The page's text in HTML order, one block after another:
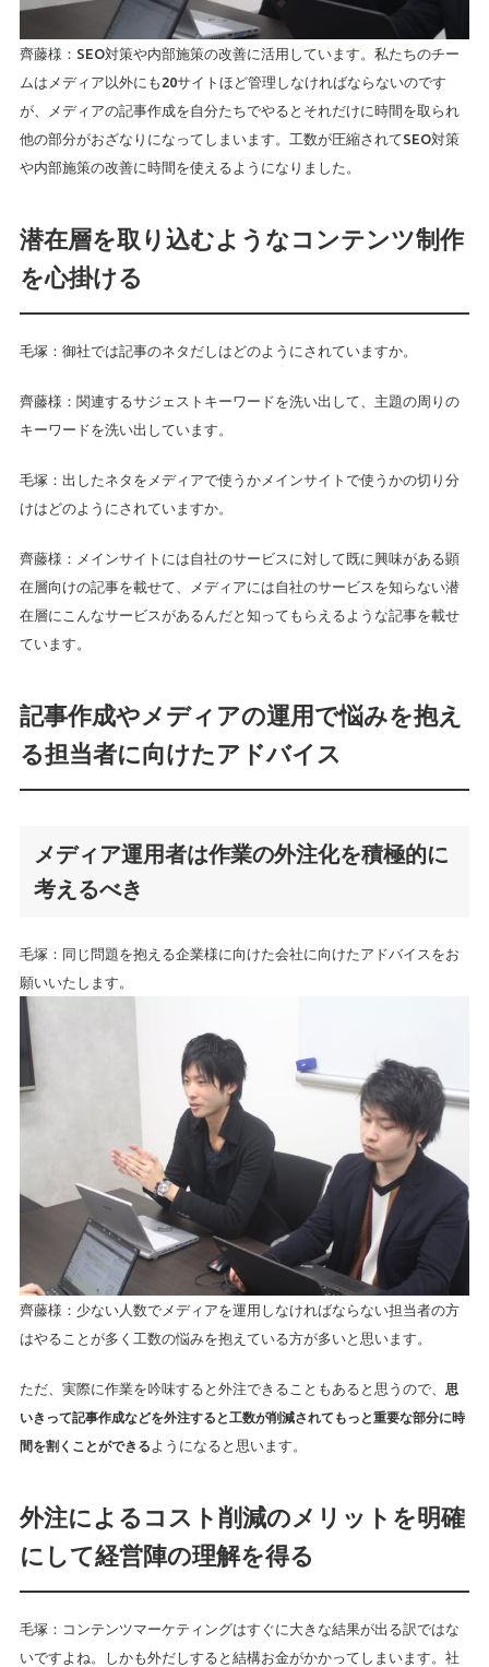
齊藤様：SEO対策や内部施策の改善に活用しています。私たちのチー
ムはメディア以外にも20サイトほど管理しなければならないのです
が、メディアの記事作成を自分たちでやるとそれだけに時間を取られ
他の部分がおざなりになってしまいます。工数が圧縮されてSEO対策
や内部施策の改善に時間を使えるようになりました。
潜在層を取り込むようなコンテンツ制作
を心掛ける
毛塚：御社では記事のネタだしはどのようにされていますか。
齊藤様：関連するサジェストキーワードを洗い出して、主題の周りの
キーワードを洗い出しています。
毛塚：出したネタをメディアで使うかメインサイトで使うかの切り分
けはどのようにされていますか。
齊藤様：メインサイトには自社のサービスに対して既に興味がある顕
在層向けの記事を載せて、メディアには自社のサービスを知らない潜
在層にこんなサービスがあるんだと知ってもらえるような記事を載せ
ています。
記事作成やメディアの運用で悩みを抱え
る担当者に向けたアドバイス
メディア運用者は作業の外注化を積極的に
考えるべき
毛塚：同じ問題を抱える企業様に向けた会社に向けたアドバイスをお
願いいたします。
齊藤様：少ない人数でメディアを運用しなければならない担当者の方
はやることが多く工数の悩みを抱えている方が多いと思います。
ただ、実際に作業を吟味すると外注できることもあると思うので、 思
いきって記事作成などを外注すると工数が削減されてもっと重要な部分に時
間を割くことができる ようになると思います。
外注によるコスト削減のメリットを明確
にして経営陣の理解を得る
毛塚：コンテンツマーケティングはすぐに大きな結果が出る訳ではな
いですよね。しかも外だしすると結構お金がかかってしまいます。社